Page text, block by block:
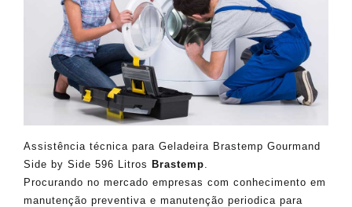
Assistência técnica para Geladeira Brastemp Gourmand
Side by Side 596 Litros Brastemp
Procurando no mercado empresas com conhecimento em
manutenção preventiva e manutenção periodica para